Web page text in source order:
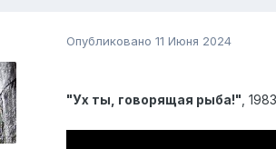
Опубликовано 11 Июня 2024
"Ух ты, говорящая рыба!" , 1983